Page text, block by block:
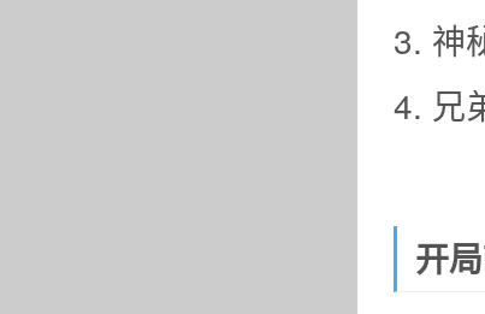
3. 神
4. 兄
开